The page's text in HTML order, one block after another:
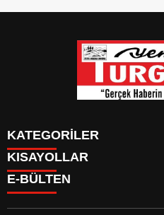
KATEGORİLER
GÜNDEM
SİYASET
KISAYOLLAR
GÜNDEM
SİYASET
E-BÜLTEN